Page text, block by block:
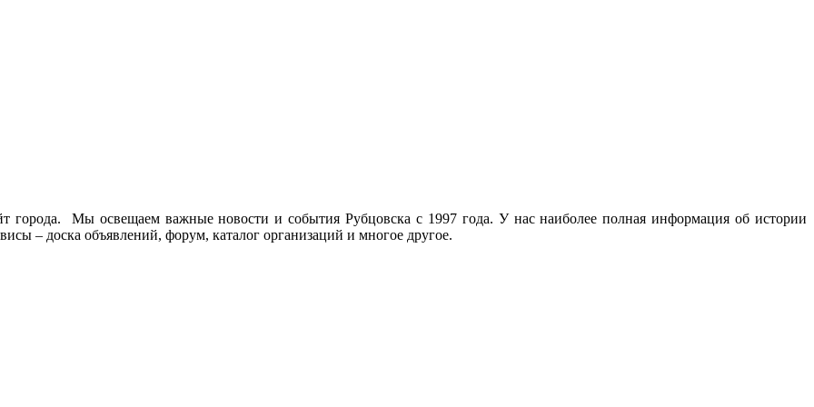
Мы освещаем важные новости и события Рубцовска с 1997 года. У нас наиболее полная информация об истории
– доска объявлений, форум, каталог организаций и многое другое.